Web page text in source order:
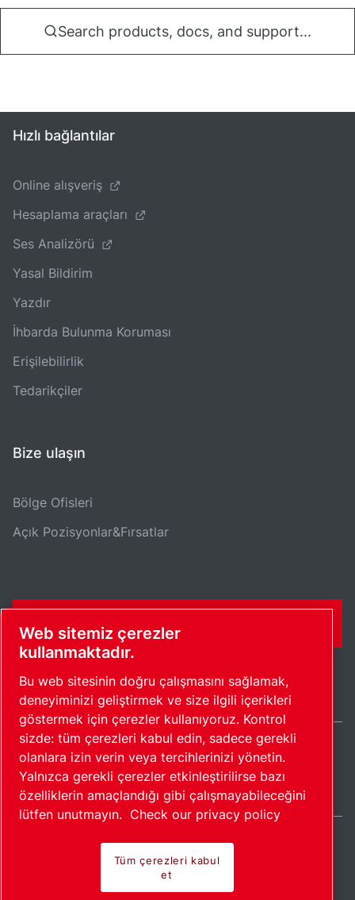
Search products, docs, and support...
Hızlı bağlantılar
Online alışveriş
Hesaplama araçları
Ses Analizörü
Yasal Bildirim
Yazdır
İhbarda Bulunma Koruması
Erişilebilirlik
Tedarikçiler
Bize ulaşın
Bölge Ofisleri
Açık Pozisyonlar&Fırsatlar
Site haritasıÇerezleri yönet© 2026 Telif Hakkı.
Turkey / TR
Web sitemiz çerezler
kullanmaktadır.
Bu web sitesinin doğru çalışmasını sağlamak,
deneyiminizi geliştirmek ve size ilgili içerikleri
göstermek için çerezler kullanıyoruz. Kontrol
sizde: tüm çerezleri kabul edin, sadece gerekli
olanlara izin verin veya tercihlerinizi yönetin.
Yalnızca gerekli çerezler etkinleştirilirse bazı
özelliklerin amaçlandığı gibi çalışmayabileceğini
lütfen unutmayın. Check our privacy policy
Tüm çerezleri kabul
et